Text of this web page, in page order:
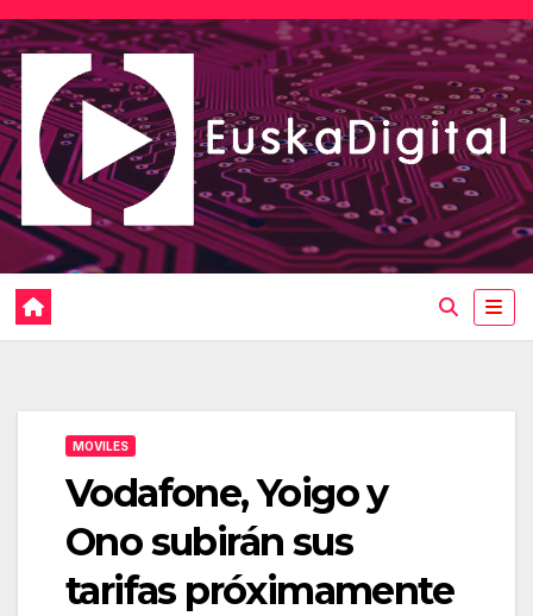
Saltar
al
contenido
MOVILES
Vodafone, Yoigo y
Ono subirán sus
tarifas próximamente